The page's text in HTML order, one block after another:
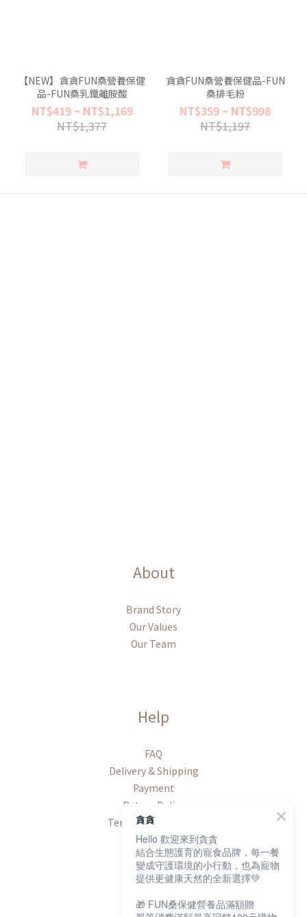
【NEW】貪貪FUN桑營養保健
品-FUN桑乳鐵離胺酸
NT$419 ~ NT$1,169
NT$1,377
貪貪FUN桑營養保健品-FUN
桑排毛粉
NT$359 ~ NT$998
NT$1,197
About
Brand Story
Our Values
Our Team
Help
FAQ
Delivery & Shipping
Payment
Return Policy
Terms & Conditions
Contact
貪貪
Hello 歡迎來到貪貪
結合生態護育的寵食品牌，每一餐
變成守護環境的小行動，也為寵物
提供更健康天然的全新選擇💚
🎁 FUN桑保健營養品滿額贈